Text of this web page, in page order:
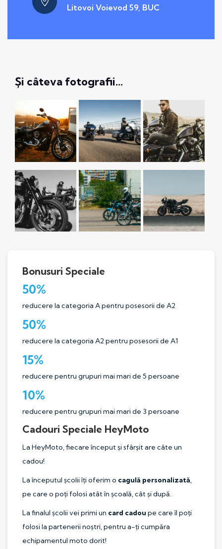
Litovoi Voievod 59, BUC
Și câteva fotografii…
Bonusuri Speciale
50%
reducere la categoria A pentru posesorii de A2
50%
reducere la categoria A2 pentru posesorii de A1
15%
reducere pentru grupuri mai mari de 5 persoane
10%
reducere pentru grupuri mai mari de 3 persoane
Cadouri Speciale HeyMoto
La HeyMoto, fiecare început și sfârșit are câte un
cadou!
La începutul școlii îți oferim o cagulă personalizată,
pe care o poți folosi atât în școală, cât și după.
La finalul școlii vei primi un card cadou pe care îl poți
folosi la partenerii noștri, pentru a-ți cumpăra
echipamentul moto dorit!